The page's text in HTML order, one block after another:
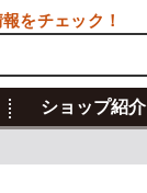
ショップ紹介
をチェック！